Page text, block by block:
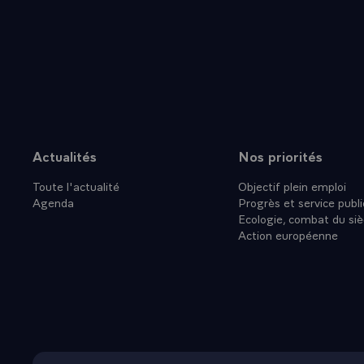
-
-
- LE
-
sans doute
ministre
ouverte.
courant. Il a
dommage.\
- LE
femmes :
être un
Plan du site
Actualités
Toute l'actualité
Agenda
Nos priorités
Objectif plein emploi
Progrès et service
Ecologie, combat du
Action européenne